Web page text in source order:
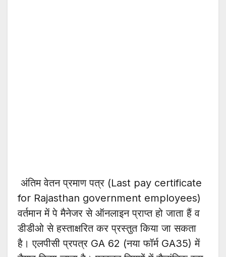
अंतिम वेतन प्रमाण पत्र (Last pay certificate
for Rajasthan government employees)
वर्तमान में पे मैनेजर से ऑनलाइन प्राप्त हो जाता हैं व
डीडीओ से हस्ताक्षरित कर प्रस्तुत किया जा सकता
है। एलपीसी प्रपत्र GA 62 (नया फॉर्म GA35) में